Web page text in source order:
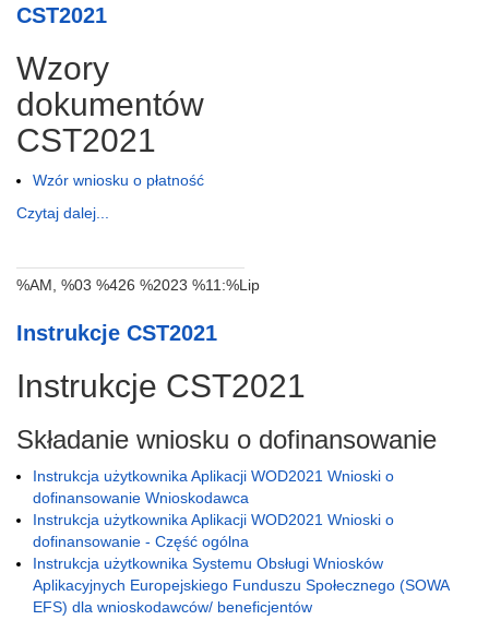
CST2021
Wzory
dokumentów
CST2021
Wzór wniosku o płatność
Czytaj dalej...
%AM, %03 %426 %2023 %11:%Lip
Instrukcje CST2021
Instrukcje CST2021
Składanie wniosku o dofinansowanie
Instrukcja użytkownika Aplikacji WOD2021 Wnioski o
dofinansowanie Wnioskodawca
Instrukcja użytkownika Aplikacji WOD2021 Wnioski o
dofinansowanie - Część ogólna
Instrukcja użytkownika Systemu Obsługi Wniosków
Aplikacyjnych Europejskiego Funduszu Społecznego (SOWA
EFS) dla wnioskodawców/ beneficjentów